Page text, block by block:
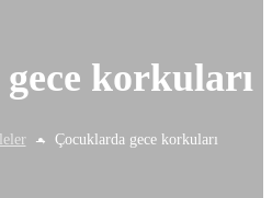
korkuları
Çocuklarda gece korkuları